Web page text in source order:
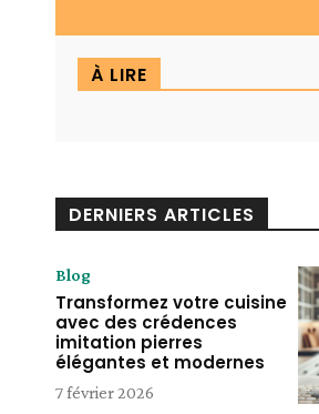
À LIRE
DERNIERS ARTICLES
Blog
Transformez votre cuisine
avec des crédences
imitation pierres
élégantes et modernes
7 février 2026